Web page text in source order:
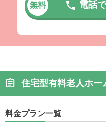
無料 電話
住宅型有料老人ホ
料金プラン一覧